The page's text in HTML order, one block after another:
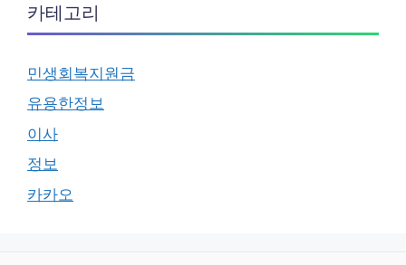
카테고리
민생회복지원금
유용한정보
이사
정보
카카오